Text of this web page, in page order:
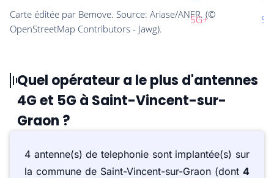
Quel opérateur a le plus d'antennes
4G et 5G à Saint-Vincent-sur-
Graon ?
4 antenne(s) de telephonie sont implantée(s) sur
la commune de Saint-Vincent-sur-Graon (dont 4